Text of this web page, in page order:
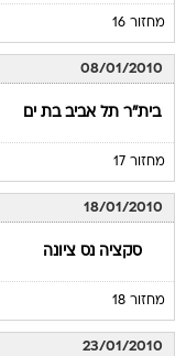
מחזור 16
08/01/2010
בית"ר תל אביב בת ים
מחזור 17
18/01/2010
סקציה נס ציונה
מחזור 18
23/01/2010